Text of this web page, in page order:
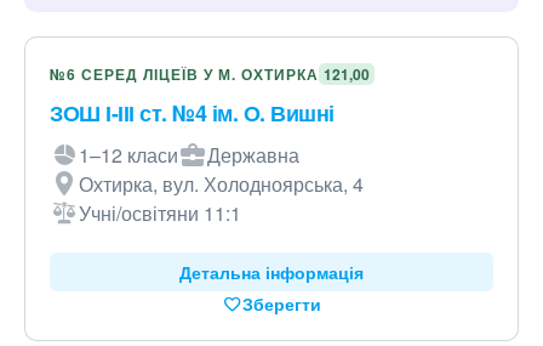
№6 СЕРЕД ЛІЦЕЇВ У М. ОХТИРКА 121,00
ЗОШ І-ІІІ ст. №4 ім. О. Вишні
1–12 класи
Державна
Охтирка, вул. Холодноярська, 4
Учні/освітяни 11:1
Детальна інформація
Зберегти